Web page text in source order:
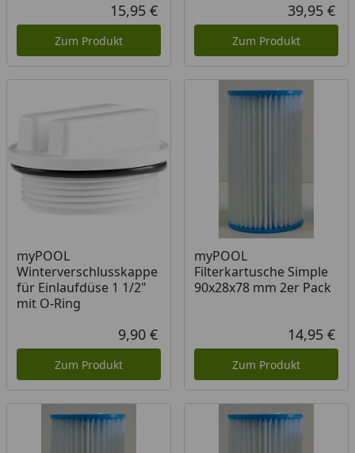
Aktueller Preis
15,95 €
Zum Produkt
39,95 €
Zum Produkt
myPOOL
Winterverschlusskappe
für Einlaufdüse 1 1/2"
mit O-Ring
Aktueller Preis
9,90 €
Zum Produkt
myPOOL
Filterkartusche Simple
90x28x78 mm 2er Pack
14,95 €
Zum Produkt